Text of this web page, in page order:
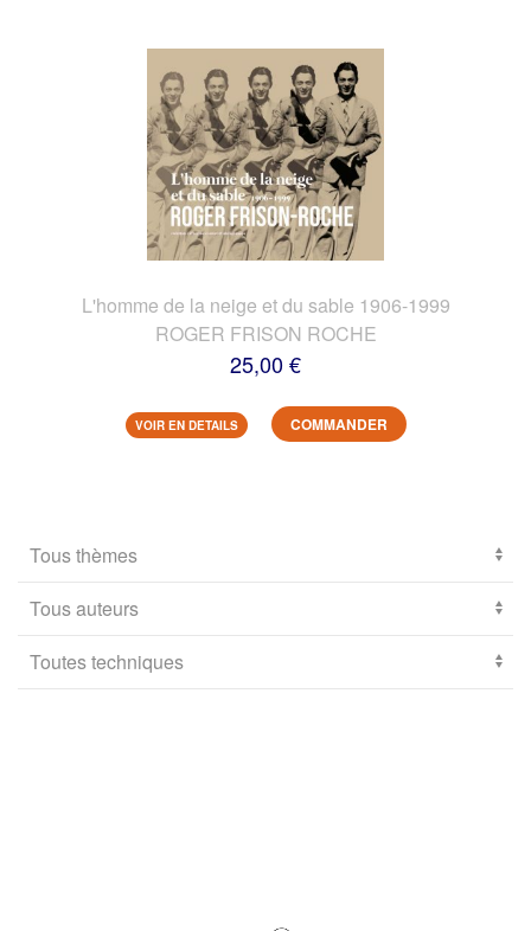
L'homme de la neige et du sable 1906-1999
ROGER FRISON ROCHE
25,00 €
VOIR EN DETAILS COMMANDER